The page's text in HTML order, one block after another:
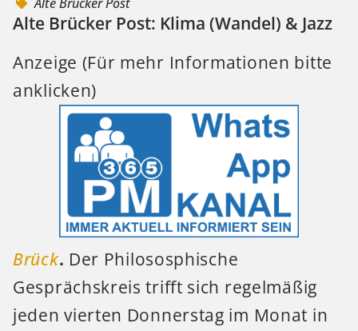
Alte Brücker Post: Klima (Wandel) & Jazz
Anzeige (Für mehr Informationen bitte
anklicken)
Brück. Der Philososphische
Gesprächskreis trifft sich regelmäßig
jeden vierten Donnerstag im Monat in